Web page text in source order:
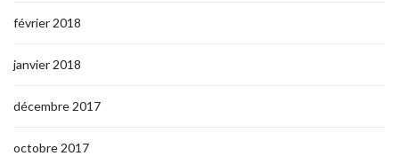
février 2018
janvier 2018
décembre 2017
octobre 2017